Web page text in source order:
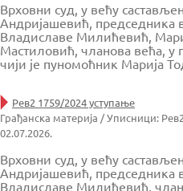
Врховни суд, у већу
Андријашевић, председника
Владиславе Милићевић,
Мастиловић, чланова већа,
чији је пуномоћник Марија
Рев2 1759/2024 уступање
Грађанска материја / Уписници:
02.07.2026.
Врховни суд, у већу
Андријашевић, председника
Владиславе Милићевић,